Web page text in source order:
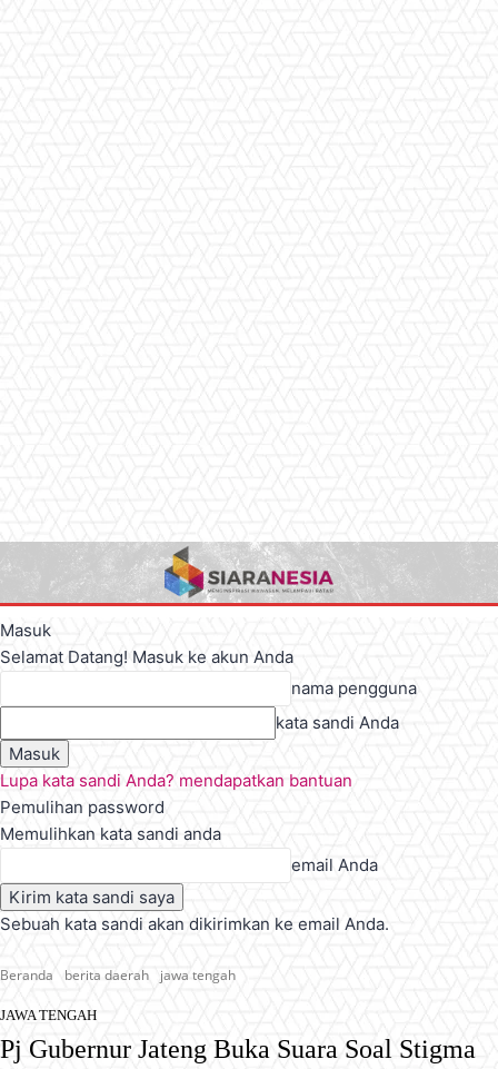
Masuk
Selamat Datang! Masuk ke akun Anda
nama pengguna
kata sandi Anda
Lupa kata sandi Anda? mendapatkan bantuan
Pemulihan password
Memulihkan kata sandi anda
email Anda
Sebuah kata sandi akan dikirimkan ke email Anda.
Beranda berita daerah jawa tengah
JAWA TENGAH
Pj Gubernur Jateng Buka Suara Soal Stigma